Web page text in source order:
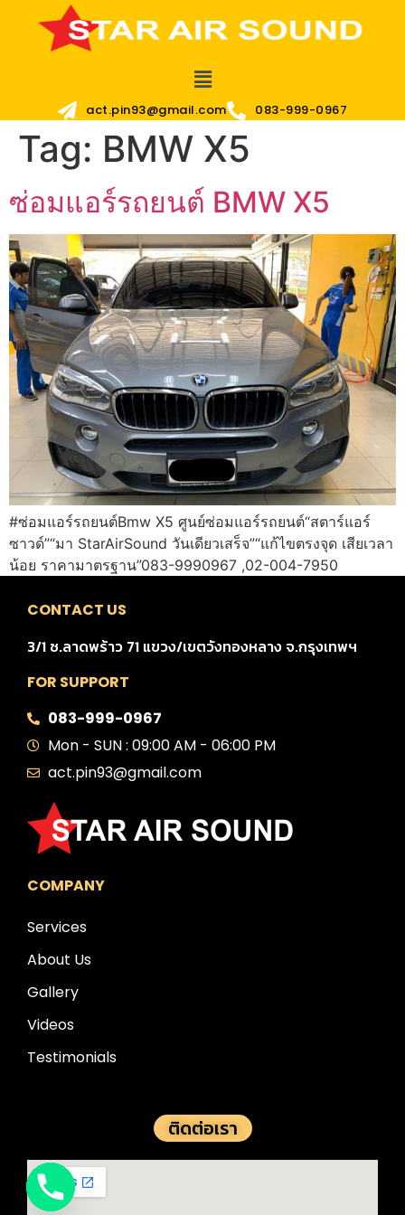
act.pin93@gmail.com 083-999-0967
Tag: BMW X5
ซ่อมแอร์รถยนต์ BMW X5
#ซ่อมแอร์รถยนต์Bmw X5 ศูนย์ซ่อมแอร์รถยนต์“สตาร์แอร์
ซาวด์”“มา StarAirSound วันเดียวเสร็จ”“แก้ไขตรงจุด เสียเวลา
น้อย ราคามาตรฐาน”083-9990967 ,02-004-7950
CONTACT US
3/1 ซ.ลาดพร้าว 71 แขวง/เขตวังทองหลาง จ.กรุงเทพฯ
FOR SUPPORT
083-999-0967
Mon - SUN : 09:00 AM - 06:00 PM
act.pin93@gmail.com
COMPANY
Services
About Us
Gallery
Videos
Testimonials
ติดต่อเรา